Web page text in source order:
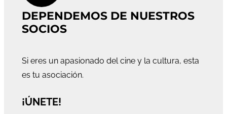
DEPENDEMOS DE NUESTROS
SOCIOS
Si eres un apasionado del cine y la cultura, esta
es tu asociación.
¡ÚNETE!